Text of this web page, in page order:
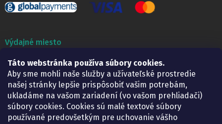
Táto webstránka používa súbory cookies.
Aby sme mohli naše služby a užívateľské prostredie
našej stránky lepšie prispôsobiť vašim potrebám,
ukladáme na vašom zariadení (vo vašom prehliadači)
súbory cookies. Cookies sú malé textové súbory
používané predovšetkým pre uchovanie vášho
Výdajné miesto
Lekáreň ADONAI
Košice – Smetanova 2
Pondelok:
07.30 – 15.30 h.
Utorok:
07.30 – 16.00 h.
Streda:
07.30 – 16.00 h.
Štvrtok:
07.30 – 15.30 h.
Piatok:
07.30 – 15.30 h.